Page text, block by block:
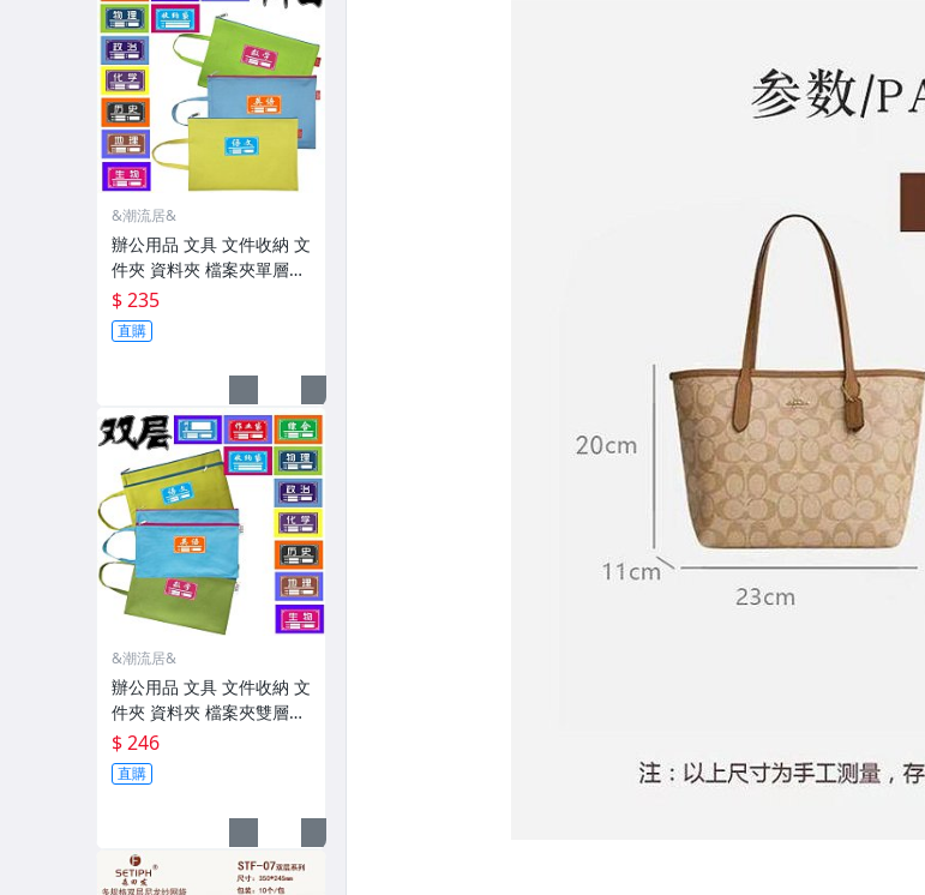
&潮流居&
辦公用品 文具 文件收納 文
件夾 資料夾 檔案夾單層A4
語文數學學生科目袋文件
袋網格袋手提拉鏈袋定
$ 235
直購
&潮流居&
辦公用品 文具 文件收納 文
件夾 資料夾 檔案夾雙層A4
尼龍網紗牛津布語文學生
科目文件袋手提拉鏈袋定
$ 246
直購